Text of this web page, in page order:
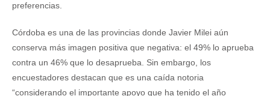
preferencias.
Córdoba es una de las provincias donde Javier Milei aún
conserva más imagen positiva que negativa: el 49% lo aprueba
contra un 46% que lo desaprueba. Sin embargo, los
encuestadores destacan que es una caída notoria
“considerando el importante apoyo que ha tenido el año